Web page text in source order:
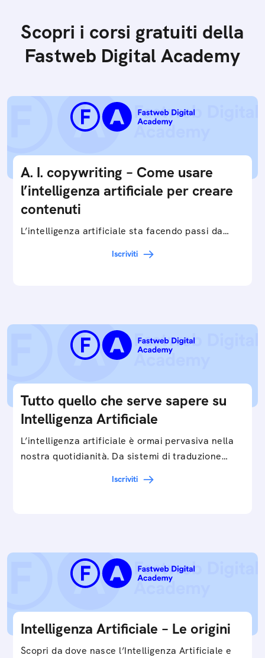
Scopri i corsi gratuiti della
Fastweb Digital Academy
A. I. copywriting – Come usare
l’intelligenza artificiale per creare
contenuti
L’intelligenza artificiale sta facendo passi da
interpretazione dei big data ai chatbot e virtual…
Iscriviti
Tutto quello che serve sapere su
Intelligenza Artificiale
L’intelligenza artificiale è ormai pervasiva nella
nostra quotidianità. Da sistemi di traduzione
Iscriviti
Intelligenza Artificiale – Le origini
Scopri da dove nasce l’Intelligenza Artificiale e